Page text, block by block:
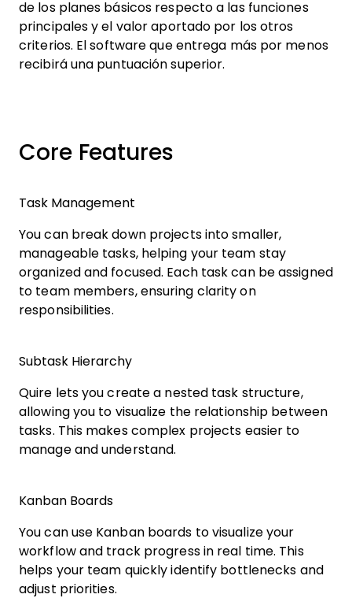
de los planes básicos respecto a las funciones
principales y el valor aportado por los otros
criterios. El software que entrega más por menos
recibirá una puntuación superior.
Core Features
Task Management
You can break down projects into smaller,
manageable tasks, helping your team stay
organized and focused. Each task can be assigned
to team members, ensuring clarity on
responsibilities.
Subtask Hierarchy
Quire lets you create a nested task structure,
allowing you to visualize the relationship between
tasks. This makes complex projects easier to
manage and understand.
Kanban Boards
You can use Kanban boards to visualize your
workflow and track progress in real time. This
helps your team quickly identify bottlenecks and
adjust priorities.